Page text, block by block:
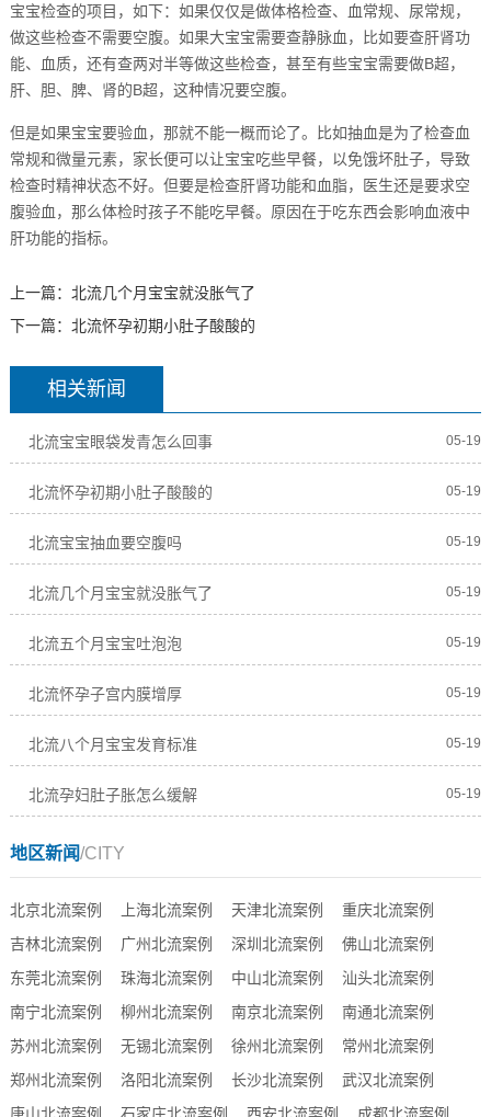
宝宝检查的项目，如下：如果仅仅是做体格检查、血常规、尿常规，
做这些检查不需要空腹。如果大宝宝需要查静脉血，比如要查肝肾功
能、血质，还有查两对半等做这些检查，甚至有些宝宝需要做B超，
肝、胆、脾、肾的B超，这种情况要空腹。
但是如果宝宝要验血，那就不能一概而论了。比如抽血是为了检查血
常规和微量元素，家长便可以让宝宝吃些早餐，以免饿坏肚子，导致
检查时精神状态不好。但要是检查肝肾功能和血脂，医生还是要求空
腹验血，那么体检时孩子不能吃早餐。原因在于吃东西会影响血液中
肝功能的指标。
上一篇： 北流几个月宝宝就没胀气了
下一篇： 北流怀孕初期小肚子酸酸的
相关新闻
北流宝宝眼袋发青怎么回事 05-19
北流怀孕初期小肚子酸酸的 05-19
北流宝宝抽血要空腹吗 05-19
北流几个月宝宝就没胀气了 05-19
北流五个月宝宝吐泡泡 05-19
北流怀孕子宫内膜增厚 05-19
北流八个月宝宝发育标准 05-19
北流孕妇肚子胀怎么缓解 05-19
地区新闻/CITY
北京北流案例 上海北流案例 天津北流案例
重庆北流案例
吉林北流案例
广州北流案例 深圳北流案例
佛山北流案例
东莞北流案例
珠海北流案例 中山北流案例
汕头北流案例
南宁北流案例
柳州北流案例 南京北流案例
南通北流案例
苏州北流案例
无锡北流案例 徐州北流案例
常州北流案例
郑州北流案例
洛阳北流案例 长沙北流案例
武汉北流案例
唐山北流案例
石家庄北流案例 西安北流案例 成都北流案例